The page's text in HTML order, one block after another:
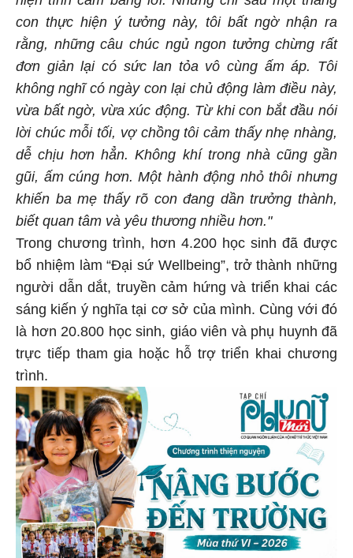
con thực hiện ý tưởng này, tôibất ngờ nhận ra
rằng, những câu chúc ngủ ngon tưởng chừng rất
đơn giản lại có sức lan tỏa vô cùng ấm áp. Tôi
không nghĩ có ngày con lại chủ động làm điều này,
vừa bất ngờ, vừa xúc động. Từ khi con bắt đầu nói
lời chúc mỗi tối, vợ chồng tôicảm thấy nhẹ nhàng,
dễ chịu hơn hẳn. Không khí trong nhà cũng gần
gũi, ấm cúng hơn. Một hành động nhỏ thôi nhưng
khiến ba mẹ thấy rõ con đang dần trưởng thành,
biết quan tâm và yêu thương nhiều hơn."
Trong chương trình, hơn 4.200 học sinh đã được
bổ nhiệm làm “Đại sứ Wellbeing”, trở thành những
người dẫn dắt, truyền cảm hứng và triển khai các
sáng kiến ý nghĩa tại cơ sở của mình. Cùng với đó
là hơn 20.800 học sinh, giáo viên và phụ huynh đã
trực tiếp tham gia hoặc hỗ trợ triển khai chương
trình.